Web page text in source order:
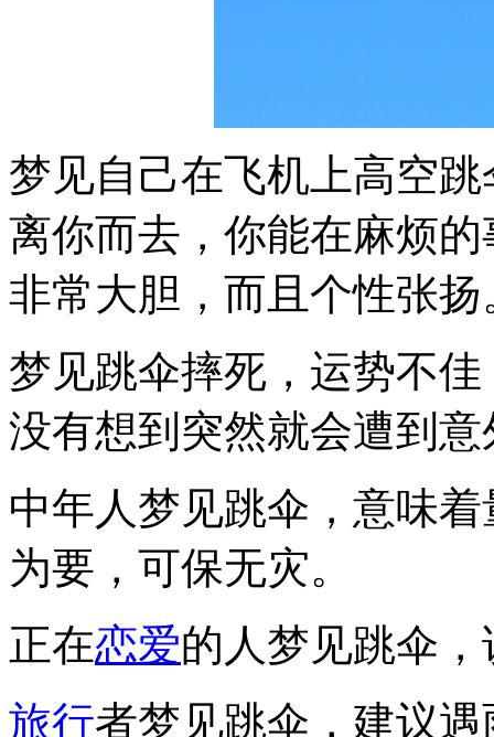
梦见自己在飞机上高空
离你而去，你能在麻烦
非常大胆，而且个性张扬
梦见跳伞摔死，运势不
没有想到突然就会遭到
中年人梦见跳伞，意味
为要，可保无灾。
正在恋爱的人梦见跳伞
旅行者梦见跳伞，建议